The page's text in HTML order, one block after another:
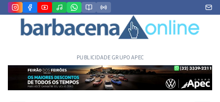
PUBLICIDADE GRUPO APEC